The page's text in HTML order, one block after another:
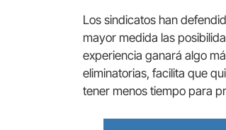
Los sindicatos han
mayor medida las
experiencia ganará algo
eliminatorias, facilita que
tener menos tiempo para